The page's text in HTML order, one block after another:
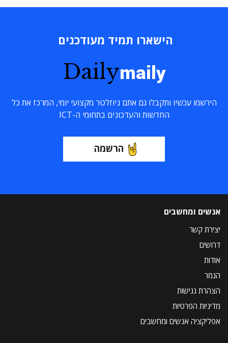
הישארו תמיד מעודכנים
Dailymaily
הירשמו עכשיו ותקבלו גם אתם ניוזלטר מקצועי יומי, המרכז את כל
החדשות והעדכונים בתחומי ה-ICT
הרשמה
אנשים ומחשבים
יצירת קשר
דרושים
אודות
הנמר
הצהרת נגישות
מדיניות הפרטיות
אפליקציה אנשים ומחשבים